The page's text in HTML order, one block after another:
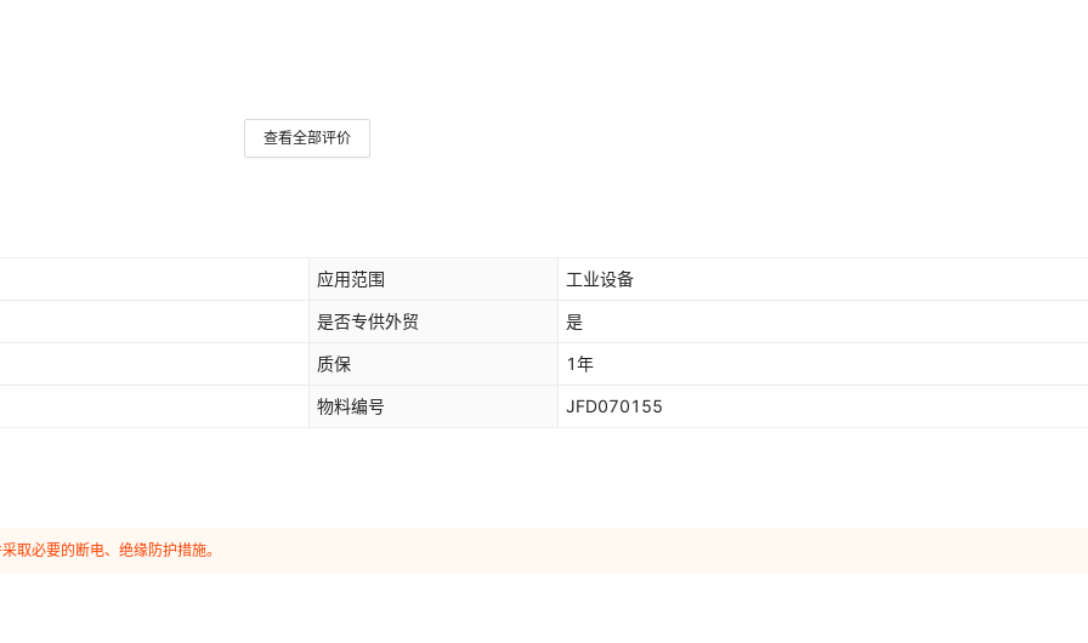
查看全部评价
应用范围 工业设备
是否专供外贸 是
质保 1年
物料编号 JFD070155
取必要的断电、绝缘防护措施。